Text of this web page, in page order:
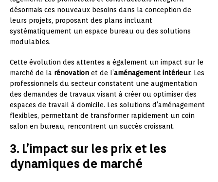
désormais ces nouveaux besoins dans la conception de
leurs projets, proposant des plans incluant
systématiquement un espace bureau ou des solutions
modulables.
Cette évolution des attentes a également un impact sur le
marché de la rénovation et de l’aménagement intérieur. Les
professionnels du secteur constatent une augmentation
des demandes de travaux visant à créer ou optimiser des
espaces de travail à domicile. Les solutions d’aménagement
flexibles, permettant de transformer rapidement un coin
salon en bureau, rencontrent un succès croissant.
3. L’impact sur les prix et les
dynamiques de marché